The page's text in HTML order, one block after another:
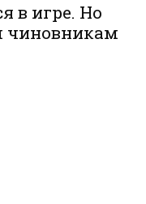
в игре. Но
чиновникам